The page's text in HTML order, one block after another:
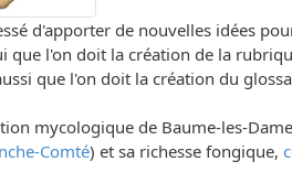
d'apporter de nouvelles idées
que l'on doit la création de la
que l'on doit la création du
mycologique de Baume-les-
Comté) et sa richesse fongique,